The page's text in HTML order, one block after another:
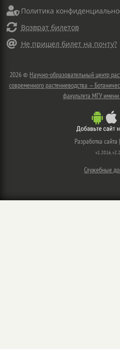
 Политика
 Возврат билетов
 Не пришел билет на почту?
2026 © Научно-образовательный центр
современного растениеводства —
факультета МГУ
Разработка сайта
v1.2016,
Служебные